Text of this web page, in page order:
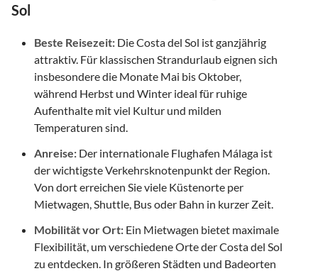
Sol
Beste Reisezeit: Die Costa del Sol ist ganzjährig
attraktiv. Für klassischen Strandurlaub eignen sich
insbesondere die Monate Mai bis Oktober,
während Herbst und Winter ideal für ruhige
Aufenthalte mit viel Kultur und milden
Temperaturen sind.
Anreise: Der internationale Flughafen Málaga ist
der wichtigste Verkehrsknotenpunkt der Region.
Von dort erreichen Sie viele Küstenorte per
Mietwagen, Shuttle, Bus oder Bahn in kurzer Zeit.
Mobilität vor Ort: Ein Mietwagen bietet maximale
Flexibilität, um verschiedene Orte der Costa del Sol
zu entdecken. In größeren Städten und Badeorten